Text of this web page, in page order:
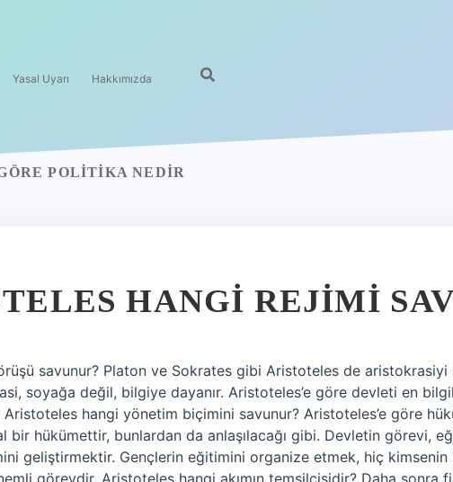
Yasal Uyarı Hakkımızda
POLITIKA NEDIR
HANGI REJIMI
savunur? Platon ve Sokrates gibi Aristoteles de aristokrasiyi
soyağa değil, bilgiye dayanır. Aristoteles’e göre devleti en
hangi yönetim biçimini savunur? Aristoteles’e göre
bir hükümettir, bunlardan da anlaşılacağı gibi. Devletin görevi,
geliştirmektir. Gençlerin eğitimini organize etmek, hiç kimsenin
görevdir. Aristoteles hangi akımın temsilcisidir? Daha sonra